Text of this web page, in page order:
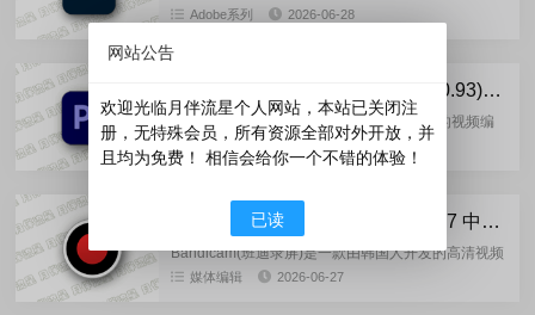
款将大多数数码摄影任务所需的所有工具整合在一个
Adobe系列 2026-06-28
Adobe Premiere Pro 2026(26.3.0.93)-m0nkrus 多语言版
Adobe Premiere 简称(Pr) 是一款行业领先的视频编
辑软件，具有丰富的创意工具选择、与其他应用程序
和服务的集成以及强大的 Adobe Sensei...
Adobe系列 2026-06-27
班迪录屏：Bandicam-v8.3.1.2537 中文绿色便携版
Bandicam(班迪录屏)是一款由韩国人开发的高清视频
录制工具,支持屏幕录像，高清视频录像。录视频，录
媒体编辑 2026-06-27
网站公告
欢迎光临月伴流星个人网站，本站已关闭注
册，无特殊会员，所有资源全部对外开放，并
且均为免费！ 相信会给你一个不错的体验！
已读